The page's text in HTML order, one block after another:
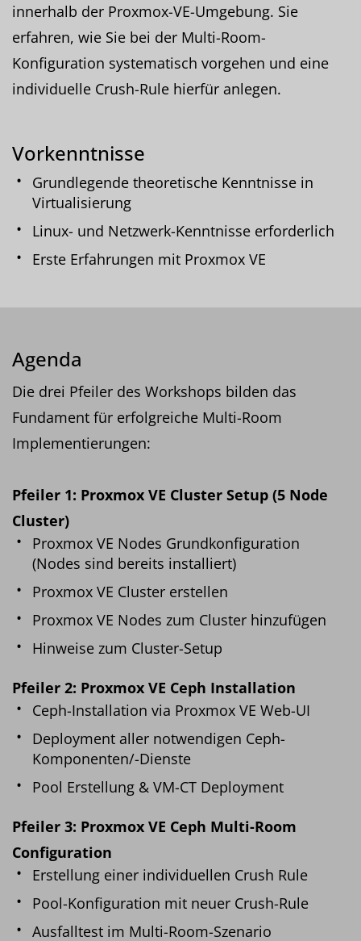
innerhalb der Proxmox-VE-Umgebung. Sie
erfahren, wie Sie bei der Multi-Room-
Konfiguration systematisch vorgehen und eine
individuelle Crush-Rule hierfür anlegen.
Vorkenntnisse
Grundlegende theoretische Kenntnisse in
Virtualisierung
Linux- und Netzwerk-Kenntnisse erforderlich
Erste Erfahrungen mit Proxmox VE
Agenda
Die drei Pfeiler des Workshops bilden das
Fundament für erfolgreiche Multi-Room
Implementierungen:
Pfeiler 1: Proxmox VE Cluster Setup (5 Node
Cluster)
Proxmox VE Nodes Grundkonfiguration
(Nodes sind bereits installiert)
Proxmox VE Cluster erstellen
Proxmox VE Nodes zum Cluster hinzufügen
Hinweise zum Cluster-Setup
Pfeiler 2: Proxmox VE Ceph Installation
Ceph-Installation via Proxmox VE Web-UI
Deployment aller notwendigen Ceph-
Komponenten/-Dienste
Pool Erstellung & VM-CT Deployment
Pfeiler 3: Proxmox VE Ceph Multi-Room
Configuration
Erstellung einer individuellen Crush Rule
Pool-Konfiguration mit neuer Crush-Rule
Ausfalltest im Multi-Room-Szenario